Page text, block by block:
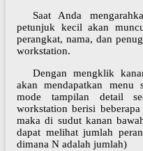
Saat Anda
petunjuk kecil akan
perangkat, nama, dan
workstation.
Dengan mengklik
akan mendapatkan menu
mode tampilan detail
workstation berisi
maka di sudut kanan
dapat melihat jumlah
dimana N adalah jumlah)